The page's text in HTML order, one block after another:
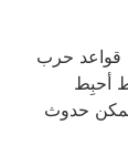
قواعد حرب
أحبِط
حدوث